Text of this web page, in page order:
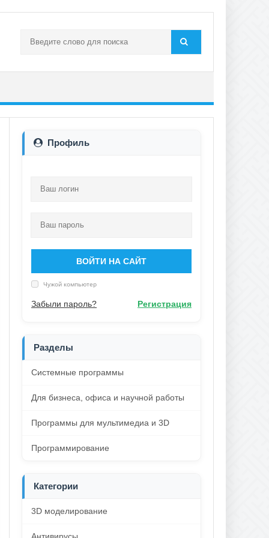
Профиль
ВОЙТИ НА САЙТ
Чужой компьютер
Забыли пароль? Регистрация
Разделы
Системные программы
Для бизнеса, офиса и научной работы
Программы для мультимедиа и 3D
Программирование
Категории
3D моделирование